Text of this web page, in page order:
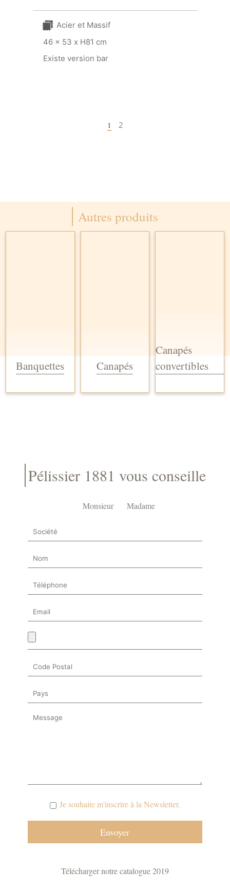
Acier et Massif
46 x 53 x H81 cm
Existe version bar
1 2
Autres produits
Banquettes Canapés
Canapés
convertibles
Pélissier 1881 vous conseille
Monsieur Madame
Je souhaite m'inscrire à la Newsletter.
Télécharger notre catalogue 2019